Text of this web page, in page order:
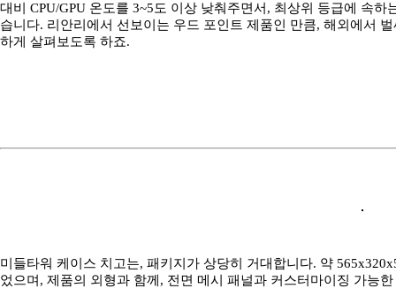
대비 CPU/GPU 온도를 3~5도 이상 낮춰주면서, 최상위 등급에 속
습니다. 리안리에서 선보이는 우드 포인트 제품인 만큼, 해외에서
하게 살펴보도록 하죠.
미들타워 케이스 치고는, 패키지가 상당히 거대합니다. 약
었으며, 제품의 외형과 함께, 전면 메시 패널과 커스터마이징 가능